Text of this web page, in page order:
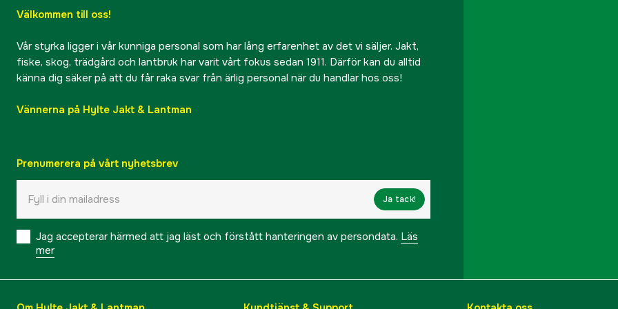
Välkommen till oss!
Vår styrka ligger i vår kunniga personal som har lång erfarenhet av det vi säljer. Jakt,
fiske, skog, trädgård och lantbruk har varit vårt fokus sedan 1911. Därför kan du alltid
känna dig säker på att du får raka svar från ärlig personal när du handlar hos oss!
Vännerna på Hylte Jakt & Lantman
Prenumerera på vårt nyhetsbrev
Ja tack!
Jag accepterar härmed att jag läst och förstått hanteringen av persondata. Läs
mer